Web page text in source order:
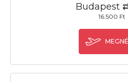
Budapest
16.500 Ft